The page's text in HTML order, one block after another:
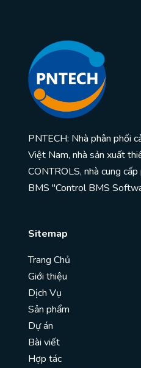
PNTECH: Nhà phân phối
Việt Nam, nhà sản xuất
CONTROLS, nhà cung
BMS "Control BMS
Sitemap
Trang Chủ
Giới thiệu
Dịch Vụ
Sản phẩm
Dự án
Bài viết
Hợp tác